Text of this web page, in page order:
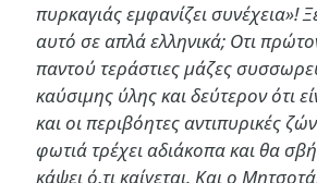
πυρκαγιάς εμφανίζει συνέχεια»!
αυτό σε απλά ελληνικά; Οτι
παντού τεράστιες μάζες
καύσιμης ύλης και δεύτερον ότι
και οι περιβόητες αντιπυρικές
φωτιά τρέχει αδιάκοπα και θα
κάψει ό,τι καίγεται. Και ο